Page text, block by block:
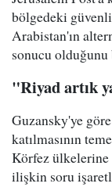
bölgedeki
Arabistan'ın
sonucu
"Riyad artık
Guzansky'ye
katılmasının
Körfez ülkelerine
ilişkin soru